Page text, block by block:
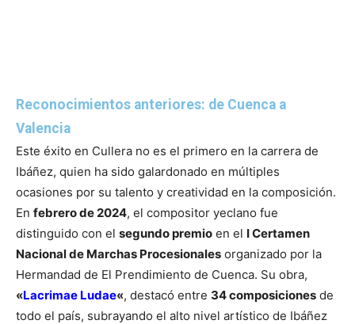
Reconocimientos anteriores: de Cuenca a
Valencia
Este éxito en Cullera no es el primero en la carrera de
Ibáñez, quien ha sido galardonado en múltiples
ocasiones por su talento y creatividad en la composición.
En febrero de 2024, el compositor yeclano fue
distinguido con el segundo premio en el I Certamen
Nacional de Marchas Procesionales organizado por la
Hermandad de El Prendimiento de Cuenca. Su obra,
«Lacrimae Ludae«, destacó entre 34 composiciones de
todo el país, subrayando el alto nivel artístico de Ibáñez